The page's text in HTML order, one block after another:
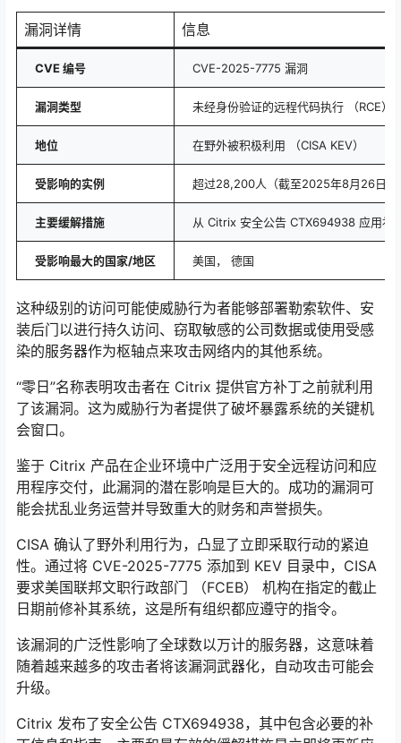
漏洞详情 信息
CVE 编号 CVE-2025-7775 漏洞
漏洞类型 未经身份验证的远程代码执行 （RCE）
地位 在野外被积极利用 （CISA KEV）
受影响的实例 超过28,200人（截至2025年8月26日）
主要缓解措施 从 Citrix 安全公告 CTX694938 应用补
受影响最大的国家/地区 美国， 德国
这种级别的访问可能使威胁行为者能够部署勒索软件、安
装后门以进行持久访问、窃取敏感的公司数据或使用受感
染的服务器作为枢轴点来攻击网络内的其他系统。
“零日”名称表明攻击者在 Citrix 提供官方补丁之前就利用
了该漏洞。这为威胁行为者提供了破坏暴露系统的关键机
会窗口。
鉴于 Citrix 产品在企业环境中广泛用于安全远程访问和应
用程序交付，此漏洞的潜在影响是巨大的。成功的漏洞可
能会扰乱业务运营并导致重大的财务和声誉损失。
CISA 确认了野外利用行为，凸显了立即采取行动的紧迫
性。通过将 CVE-2025-7775 添加到 KEV 目录中，CISA
要求美国联邦文职行政部门 （FCEB） 机构在指定的截止
日期前修补其系统，这是所有组织都应遵守的指令。
该漏洞的广泛性影响了全球数以万计的服务器，这意味着
随着越来越多的攻击者将该漏洞武器化，自动攻击可能会
升级。
Citrix 发布了安全公告 CTX694938，其中包含必要的补